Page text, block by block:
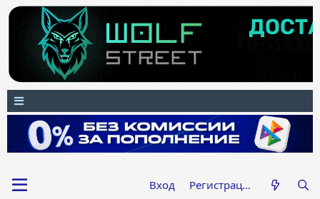
Вход Регистрация